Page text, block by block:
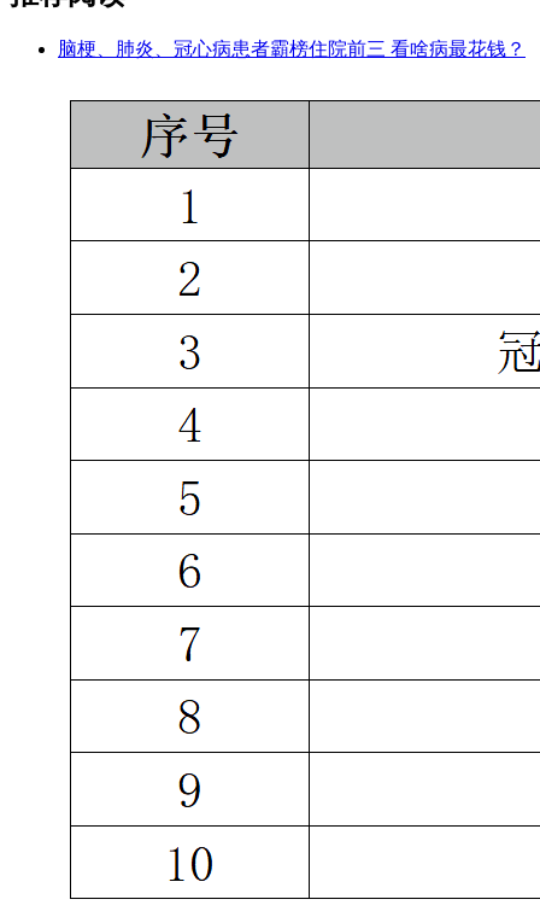
脑梗、肺炎、冠心病患者霸榜住院前三 看啥病最花钱？